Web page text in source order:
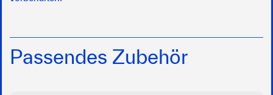
Passendes Zubehör